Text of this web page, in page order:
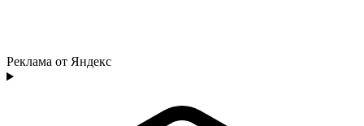
Реклама от Яндекс